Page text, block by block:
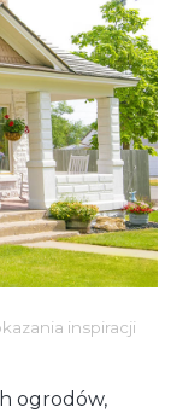
inspiracji
ogrodów,